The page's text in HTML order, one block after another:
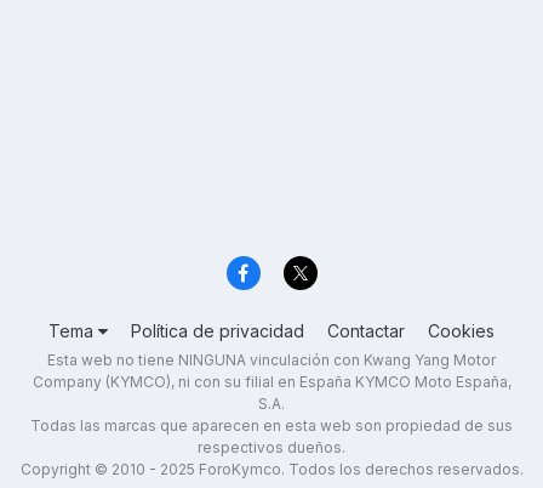
Tema Política de privacidad Contactar Cookies
Esta web no tiene NINGUNA vinculación con Kwang Yang Motor
Company (KYMCO), ni con su filial en España KYMCO Moto España,
S.A.
Todas las marcas que aparecen en esta web son propiedad de sus
respectivos dueños.
Copyright © 2010 - 2025 ForoKymco. Todos los derechos reservados.